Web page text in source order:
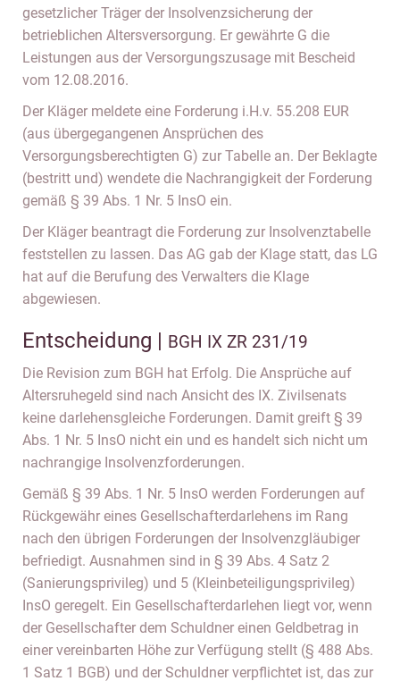
gesetzlicher Träger der Insolvenzsicherung der
betrieblichen Altersversorgung. Er gewährte G die
Leistungen aus der Versorgungszusage mit Bescheid
vom 12.08.2016.
Der Kläger meldete eine Forderung i.H.v. 55.208 EUR
(aus übergegangenen Ansprüchen des
Versorgungsberechtigten G) zur Tabelle an. Der Beklagte
(bestritt und) wendete die Nachrangigkeit der Forderung
gemäß § 39 Abs. 1 Nr. 5 InsO ein.
Der Kläger beantragt die Forderung zur Insolvenztabelle
feststellen zu lassen. Das AG gab der Klage statt, das LG
hat auf die Berufung des Verwalters die Klage
abgewiesen.
Entscheidung | BGH IX ZR 231/19
Die Revision zum BGH hat Erfolg. Die Ansprüche auf
Altersruhegeld sind nach Ansicht des IX. Zivilsenats
keine darlehensgleiche Forderungen. Damit greift § 39
Abs. 1 Nr. 5 InsO nicht ein und es handelt sich nicht um
nachrangige Insolvenzforderungen.
Gemäß § 39 Abs. 1 Nr. 5 InsO werden Forderungen auf
Rückgewähr eines Gesellschafterdarlehens im Rang
nach den übrigen Forderungen der Insolvenzgläubiger
befriedigt. Ausnahmen sind in § 39 Abs. 4 Satz 2
(Sanierungsprivileg) und 5 (Kleinbeteiligungsprivileg)
InsO geregelt. Ein Gesellschafterdarlehen liegt vor, wenn
der Gesellschafter dem Schuldner einen Geldbetrag in
einer vereinbarten Höhe zur Verfügung stellt (§ 488 Abs.
1 Satz 1 BGB) und der Schuldner verpflichtet ist, das zur